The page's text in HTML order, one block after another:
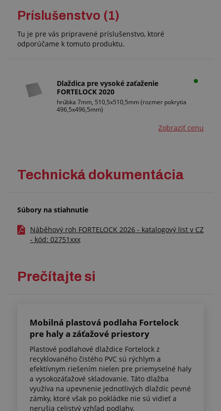
Príslušenstvo (1)
Tu je pre vás pripravené príslušenstvo, ktoré
odporúčame k tomuto produktu.
Dlaždica pre vysoké zaťaženie
FORTELOCK 2020
hrúbka 7mm, 510,5x510,5mm (rozmer pokrytia
496,5x496,5mm)
Zobraziť cenu
Technická dokumentácia
Súbory na stiahnutie
Náběhový roh FORTELOCK 2026 - katalogový list v CZ
- kód: 02751xxx
Prečítajte si
Mobilná plastová podlaha Fortelock
pre haly a záťažové priestory
Plastové podlahové dlaždice Fortelock z
recyklovaného čistého PVC sú rýchlym a
efektívnym riešením nielen pre priemyselné haly
a vysokozáťažové skladovanie. Táto dlažba
využíva na upevnenie jednotlivých dlaždíc pevné
zámky, ktoré však po pokládke nie sú vidieť a
nerušia celistvý vzhľad podlahy.